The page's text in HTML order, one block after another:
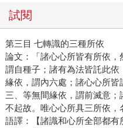
試閱
第三目 七轉識的三種所依
論文：「諸心心所皆有所依，
謂自種子；諸有為法皆託此
緣依，謂內六處；諸心心所皆
三、等無間緣依，謂前滅意
不起故。唯心心所具三所依，
語譯：【諸識和心所全部都